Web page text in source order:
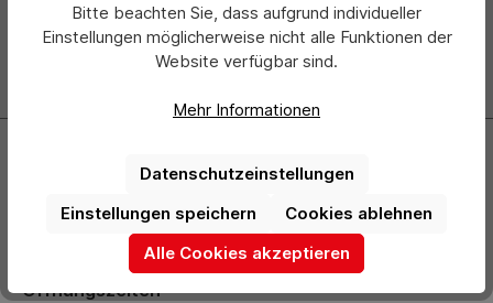
erscheinenden Newsletter und Sie werden stets als Erster
über neue Produkte und Angebote informiert.
+49 (0) 2261-7099 14
info@hermann-direkt.de
Öffnungszeiten
Bitte beachten Sie, dass aufgrund individueller
Einstellungen möglicherweise nicht alle Funktionen der
Website verfügbar sind.
Mehr Informationen
Datenschutzeinstellungen
Cookies ablehnen
Einstellungen speichern
Alle Cookies akzeptieren